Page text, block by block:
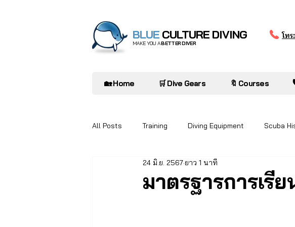
BLUE CULTURE DIVING
MAKE YOU ABETTER DIVER
โทร:
🏡 Home 🛒 Dive Gears 🔖 Courses
All Posts Training Diving Equipment Scuba
Diver to Diver Oceanarium
มาตรฐารการเรี
24 มิ.ย. 2567 ยาว 1 นาที